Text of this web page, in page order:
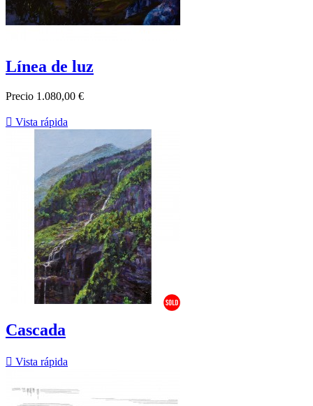
Línea de luz
Precio 1.080,00 €
 Vista rápida
Cascada
 Vista rápida